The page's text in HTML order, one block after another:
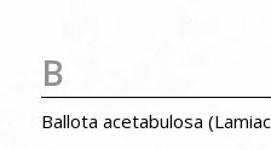
B
Ballota acetabulosa